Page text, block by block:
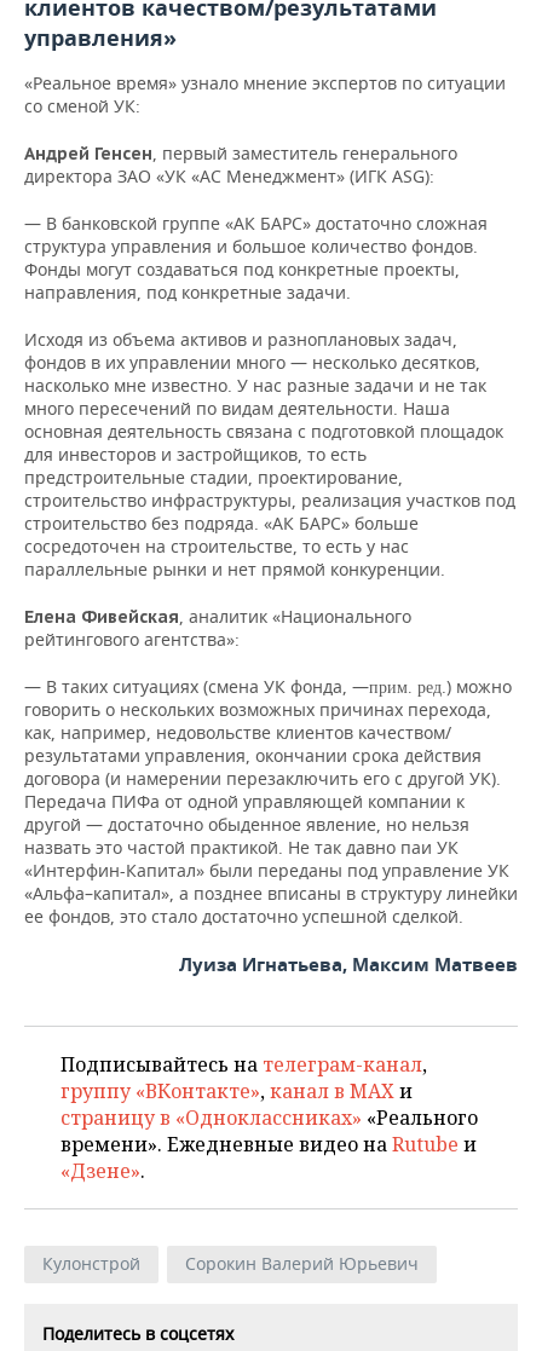
клиентов качеством/результатами
управления»
«Реальное время» узнало мнение экспертов по ситуации
со сменой УК:
Андрей Генсен, первый заместитель генерального
директора ЗАО «УК «АС Менеджмент» (ИГК ASG):
— В банковской группе «АК БАРС» достаточно сложная
структура управления и большое количество фондов.
Фонды могут создаваться под конкретные проекты,
направления, под конкретные задачи.
Исходя из объема активов и разноплановых задач,
фондов в их управлении много — несколько десятков,
насколько мне известно. У нас разные задачи и не так
много пересечений по видам деятельности. Наша
основная деятельность связана с подготовкой площадок
для инвесторов и застройщиков, то есть
предстроительные стадии, проектирование,
строительство инфраструктуры, реализация участков под
строительство без подряда. «АК БАРС» больше
сосредоточен на строительстве, то есть у нас
параллельные рынки и нет прямой конкуренции.
Елена Фивейская, аналитик «Национального
рейтингового агентства»:
— В таких ситуациях (смена УК фонда, —прим. ред.) можно
говорить о нескольких возможных причинах перехода,
как, например, недовольстве клиентов качеством/
результатами управления, окончании срока действия
договора (и намерении перезаключить его с другой УК).
Передача ПИФа от одной управляющей компании к
другой — достаточно обыденное явление, но нельзя
назвать это частой практикой. Не так давно паи УК
«Интерфин-Капитал» были переданы под управление УК
«Альфа–капитал», а позднее вписаны в структуру линейки
ее фондов, это стало достаточно успешной сделкой.
Луиза Игнатьева, Максим Матвеев
Подписывайтесь на телеграм-канал,
группу «ВКонтакте»,канал в MAXи
страницу в «Одноклассниках» «Реального
времени». Ежедневные видео наRutube и
«Дзене».
Кулонстрой Сорокин Валерий Юрьевич
Поделитесь в соцсетях